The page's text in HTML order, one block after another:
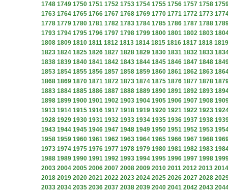
1748 1749 1750 1751 1752 1753 1754 1755 1756 1757 1758
1763 1764 1765 1766 1767 1768 1769 1770 1771 1772 1773
1778 1779 1780 1781 1782 1783 1784 1785 1786 1787 1788
1793 1794 1795 1796 1797 1798 1799 1800 1801 1802 1803
1808 1809 1810 1811 1812 1813 1814 1815 1816 1817 1818 1819
1823 1824 1825 1826 1827 1828 1829 1830 1831 1832 1833
1838 1839 1840 1841 1842 1843 1844 1845 1846 1847 1848
1853 1854 1855 1856 1857 1858 1859 1860 1861 1862 1863
1868 1869 1870 1871 1872 1873 1874 1875 1876 1877 1878
1883 1884 1885 1886 1887 1888 1889 1890 1891 1892 1893
1898 1899 1900 1901 1902 1903 1904 1905 1906 1907 1908
1913 1914 1915 1916 1917 1918 1919 1920 1921 1922 1923
1928 1929 1930 1931 1932 1933 1934 1935 1936 1937 1938
1943 1944 1945 1946 1947 1948 1949 1950 1951 1952 1953
1958 1959 1960 1961 1962 1963 1964 1965 1966 1967 1968
1973 1974 1975 1976 1977 1978 1979 1980 1981 1982 1983
1988 1989 1990 1991 1992 1993 1994 1995 1996 1997 1998
2003 2004 2005 2006 2007 2008 2009 2010 2011 2012 2013 2014
2018 2019 2020 2021 2022 2023 2024 2025 2026 2027 2028
2033 2034 2035 2036 2037 2038 2039 2040 2041 2042 2043